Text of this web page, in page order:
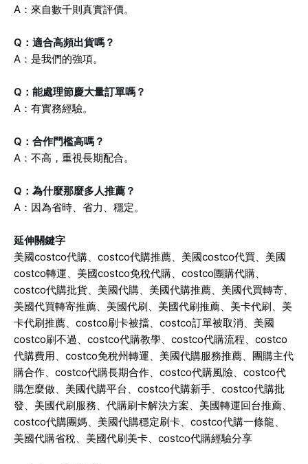
A：來自數千則真實評價。
Q：適合高頻出貨嗎？
A：是我們的強項。
Q：能處理節慶大量訂單嗎？
A：有實務經驗。
Q：合作門檻高嗎？
A：不高，重視長期配合。
Q：為什麼那麼多人推薦？
A：因為省時、省力、穩定。
延伸關鍵字
美國costco代購、costco代購推薦、美國costco代買、美國
costco轉運、美國costco免稅代購、costco團購代購、
costco代購批貨、美國代購、美國代購推薦、美國代買轉寄、
美國代買轉寄推薦、美國代刷、美國代刷推薦、美卡代刷、美
卡代刷推薦、costco刷卡被擋、costco訂單被取消、美國
costco刷不過、costco代購教學、costco代購流程、costco
代購費用、costco免稅州轉運、美國代購服務推薦、團購主代
購合作、costco代購長期合作、costco代購風險、costco代
購怎麼做、美國代購平台、costco代購新手、costco代購批
發、美國代刷服務、代購刷卡解決方案、美國轉運回台推薦、
costco代購團媽、美國代購穩定刷卡、costco代購一條龍、
美國代購省稅、美國代刷美卡、costco代購經驗分享